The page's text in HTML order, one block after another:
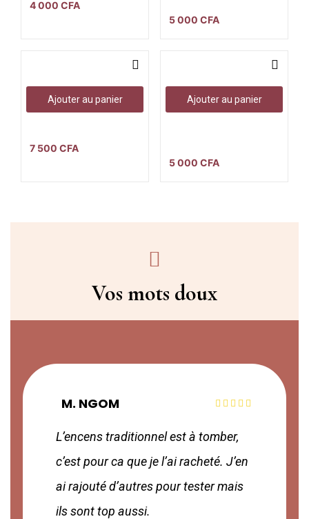
4 000 CFA
5 000 CFA
Ajouter au panier
7 500 CFA
Ajouter au panier
5 000 CFA
Vos mots doux
M. NGOM
L’encens traditionnel est à tomber,
c’est pour ca que je l’ai racheté. J’en
ai rajouté d’autres pour tester mais
ils sont top aussi.